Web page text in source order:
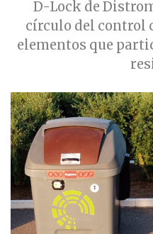
D-Lock de
círculo del control
elementos que